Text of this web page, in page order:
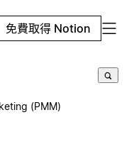
免費取得 Notion
(PMM)